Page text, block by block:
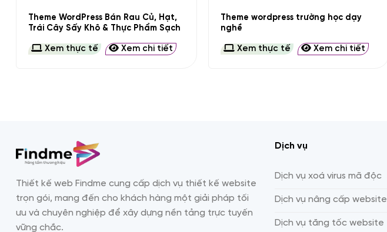
Theme WordPress Bán Rau Củ, Hạt,
Trái Cây Sấy Khô & Thực Phẩm Sạch
Xem thực tế Xem chi tiết
Theme wordpress trường học dạy
nghề
Xem thực tế Xem chi tiết
Thiết kế web Findme cung cấp dịch vụ thiết kế website
trọn gói, mang đến cho khách hàng một giải pháp tối
ưu và chuyên nghiệp để xây dựng nền tảng trực tuyến
vững chắc.
Dịch vụ
Dịch vụ xoá virus mã độc
Dịch vụ nâng cấp website
Dịch vụ tăng tốc website